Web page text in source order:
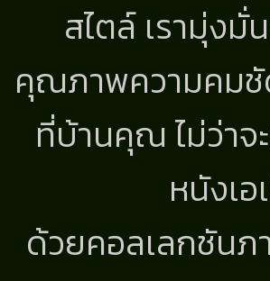
สไตล์ เรามุ่ง
คุณภาพความคมชั
ที่บ้านคุณ ไม่ว่าจ
หนังเ
ด้วยคอลเลกชันภ